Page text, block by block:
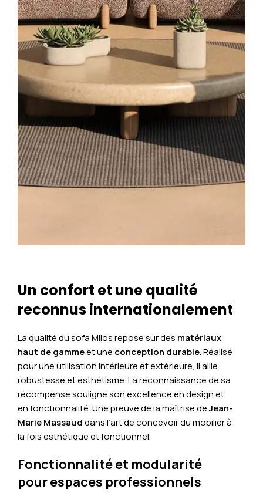
Un confort et une qualité
reconnus internationalement
La qualité du sofa Milos repose sur des matériaux
haut de gammeet une conception durable. Réalisé
pour une utilisation intérieure et extérieure, il allie
robustesse et esthétisme. La reconnaissance de sa
récompense souligne son excellence en design et
en fonctionnalité. Une preuve de la maîtrise deJean-
Marie Massauddans l’art de concevoir du mobilier à
la fois esthétique et fonctionnel.
Fonctionnalité et modularité
pour espaces professionnels